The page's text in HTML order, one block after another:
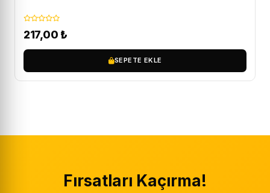
217,00 ₺
SEPETE EKLE
Fırsatları Kaçırma!